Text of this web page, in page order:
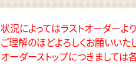
状況によってはラストオーダーよ
ご理解のほどよろしくお願いいた
オーダーストップにつきましては